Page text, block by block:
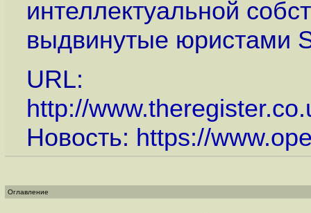
интеллектуальной
выдвинутые юристами
URL:
http://
Новость: https://
Оглавление